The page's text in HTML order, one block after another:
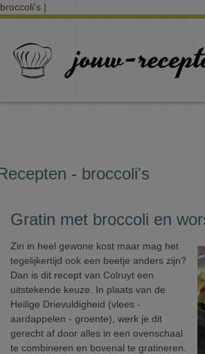
broccoli's |
- broccoli's
Gratin met broccoli en
Zin in heel gewone kost maar mag het
tegelijkertijd ook een beetje anders zijn?
Dan is dit recept van Colruyt een
uitstekende keuze. In plaats van de
Heilige Drievuldigheid (vlees -
aardappelen - groente), werk je dit
gerecht af door alles in een ovenschaal
te combineren en bovenal te gratineren.